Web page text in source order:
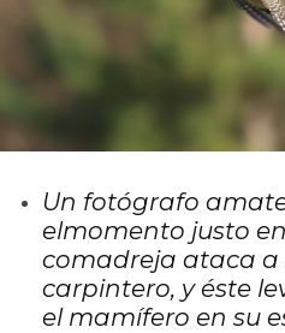
Un fotógrafo
elmomento justo
comadreja ataca a
carpintero, y éste
el mamífero en su